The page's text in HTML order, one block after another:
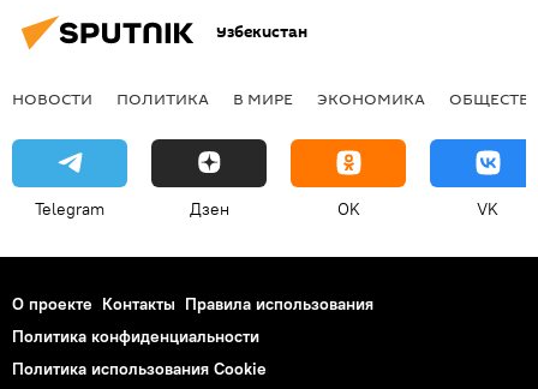
Узбекистан
НОВОСТИ ПОЛИТИКА В МИРЕ ЭКОНОМИКА
Telegram Дзен OK VK
О проекте Контакты Правила использования
Политика конфиденциальности
Политика использования Cookie